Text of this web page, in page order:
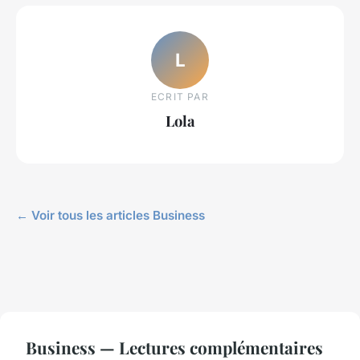
L
ECRIT PAR
Lola
← Voir tous les articles Business
Business — Lectures complémentaires